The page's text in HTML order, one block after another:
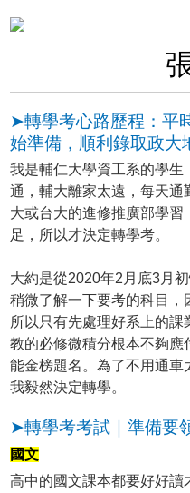
➤轉學考心路歷程：平
始準備，順利錄取政大
我是輔仁大學資工系的學生
通，輔大離家太遠，每天通
大或台大的進修推廣部學
足，所以才決定轉學考。
大約是從2020年2月底3月
稍微了解一下要考的科目，
所以只有先處理好系上的
教的必修微積分根本不夠
能金榜題名。為了不用通車
我毅然決定轉學。
➤轉學考考試｜準備要
國文
高中的國文課本都要好好讀